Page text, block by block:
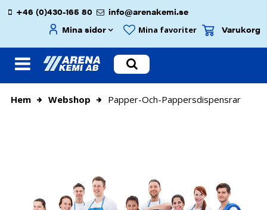
+46 (0)430-165 80
info@arenakemi.se
Mina sidor
Mina favoriter Varukorg
Hem Webshop Papper-Och-Pappersdispensrar